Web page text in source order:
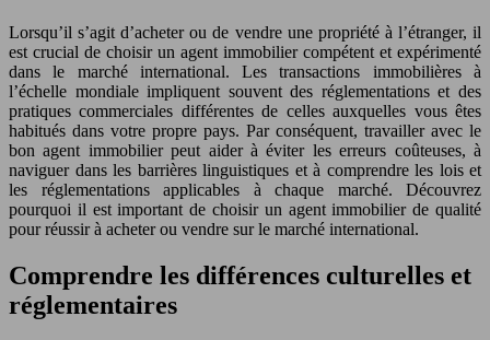
Lorsqu’il s’agit d’acheter ou de vendre une propriété à l’étranger, il
est crucial de choisir un agent immobilier compétent et expérimenté
dans le marché international. Les transactions immobilières à
l’échelle mondiale impliquent souvent des réglementations et des
pratiques commerciales différentes de celles auxquelles vous êtes
habitués dans votre propre pays. Par conséquent, travailler avec le
bon agent immobilier peut aider à éviter les erreurs coûteuses, à
naviguer dans les barrières linguistiques et à comprendre les lois et
les réglementations applicables à chaque marché. Découvrez
pourquoi il est important de choisir un agent immobilier de qualité
pour réussir à acheter ou vendre sur le marché international.
Comprendre les différences culturelles et
réglementaires